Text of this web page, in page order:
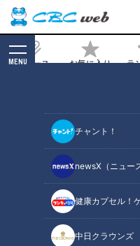
ニュース お気に入り ラ
MENU
チャント！
newsX（ニュー
健康カプセル！
中日クラウンズ
2020/09/13 07:30